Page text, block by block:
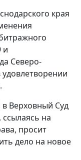
края
и
Северо-
удовлетворении
Верховный Суд
на
просит
дело на новое